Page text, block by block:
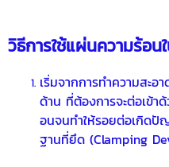
วิธีการใช้แผ่นความร้อ
เริ่มจากการทำความสะ
ด้าน ที่ต้องการจะต่อเข้า
อนจนทำให้รอยต่อเกิด
ฐานที่ยึด (Clamping